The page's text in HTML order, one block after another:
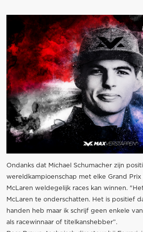
Ondanks dat Michael Schumacher zijn
wereldkampioenschap met elke Grand
McLaren weldegelijk races kan winnen.
McLaren te onderschatten. Het is positief
handen heb maar ik schrijf geen enkele
als racewinnaar of titelkanshebber”.